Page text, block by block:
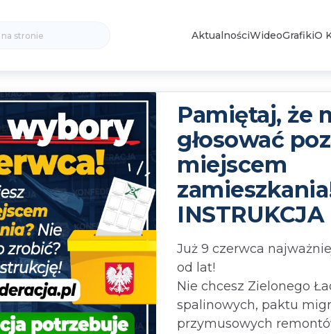
for:
AktualnościWideoGrafikiO
Pamiętaj, że
głosować
miejscem
INSTRUKCJA
Już 9 czerwca
od lat!
Nie chcesz Zielonego
spalinowych, paktu
przymusowych